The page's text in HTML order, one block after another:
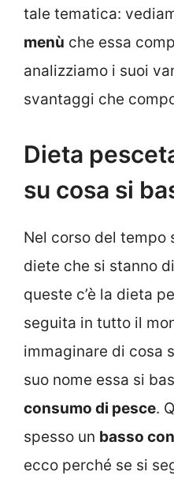
tale tematica:
menù che essa
analizziamo i suoi
svantaggi che
Dieta
su cosa si
Nel corso del tempo
diete che si stanno
queste c’è la dieta
seguita in tutto il
immaginare di cosa
suo nome essa si
consumo di pesce.
spesso un basso
ecco perché se si